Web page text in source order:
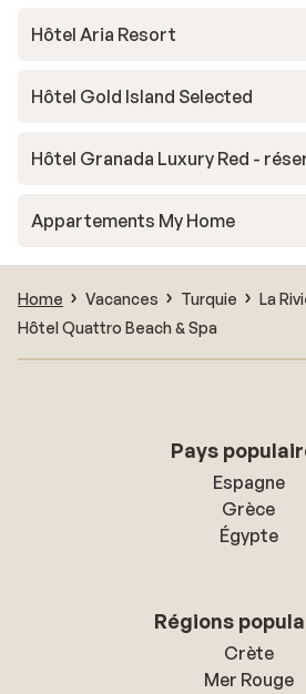
Hôtel Aria Resort
Hôtel Gold Island Selected
Hôtel Granada Luxury Red -
Appartements My Home
Home Vacances Turquie La
Hôtel Quattro Beach & Spa
Pays
Espagne
Grèce
Égypte
Régions
Crète
Mer Rouge